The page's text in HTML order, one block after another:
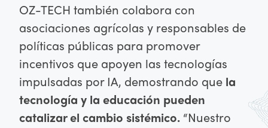
OZ-TECH también colabora con
asociaciones agrícolas y responsables de
políticas públicas para promover
incentivos que apoyen las tecnologías
impulsadas por IA, demostrando que la
tecnología y la educación pueden
catalizar el cambio sistémico. “Nuestro